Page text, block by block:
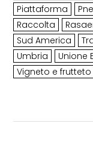
Piattaforma
Raccolta
Sud America
Umbria
Unione
Vigneto e frutteto